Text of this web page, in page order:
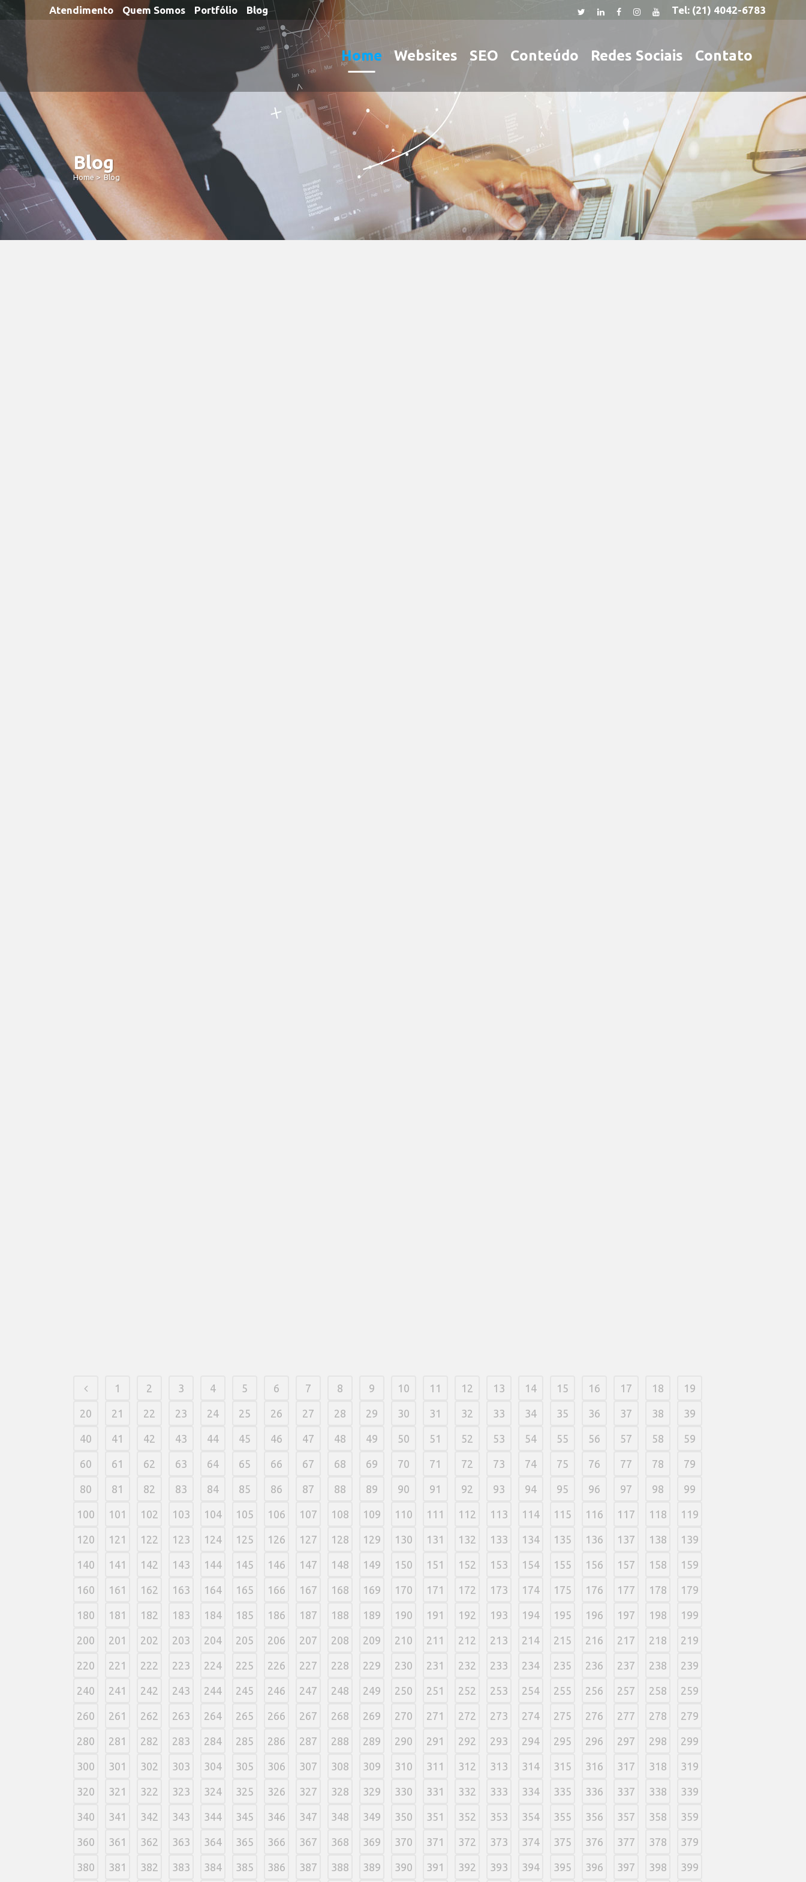
Atendimento Quem Somos Portfólio Blog Tel: (21) 4042-6783
Home Websites SEO Conteúdo Redes Sociais Contato
Blog
Home> Blog
1 2 3 4 5 6 7 8 9 10 11 12 13 14 15 16 17 18 19
20 21 22 23 24 25 26 27 28 29 30 31 32 33 34 35 36 37 38 39
40 41 42 43 44 45 46 47 48 49 50 51 52 53 54 55 56 57 58 59
60 61 62 63 64 65 66 67 68 69 70 71 72 73 74 75 76 77 78 79
80 81 82 83 84 85 86 87 88 89 90 91 92 93 94 95 96 97 98 99
100 101 102 103 104 105 106 107 108 109 110 111 112 113 114 115 116 117 118 119
120 121 122 123 124 125 126 127 128 129 130 131 132 133 134 135 136 137 138 139
140 141 142 143 144 145 146 147 148 149 150 151 152 153 154 155 156 157 158 159
160 161 162 163 164 165 166 167 168 169 170 171 172 173 174 175 176 177 178 179
180 181 182 183 184 185 186 187 188 189 190 191 192 193 194 195 196 197 198 199
200 201 202 203 204 205 206 207 208 209 210 211 212 213 214 215 216 217 218 219
220 221 222 223 224 225 226 227 228 229 230 231 232 233 234 235 236 237 238 239
240 241 242 243 244 245 246 247 248 249 250 251 252 253 254 255 256 257 258 259
260 261 262 263 264 265 266 267 268 269 270 271 272 273 274 275 276 277 278 279
280 281 282 283 284 285 286 287 288 289 290 291 292 293 294 295 296 297 298 299
300 301 302 303 304 305 306 307 308 309 310 311 312 313 314 315 316 317 318 319
320 321 322 323 324 325 326 327 328 329 330 331 332 333 334 335 336 337 338 339
340 341 342 343 344 345 346 347 348 349 350 351 352 353 354 355 356 357 358 359
360 361 362 363 364 365 366 367 368 369 370 371 372 373 374 375 376 377 378 379
380 381 382 383 384 385 386 387 388 389 390 391 392 393 394 395 396 397 398 399